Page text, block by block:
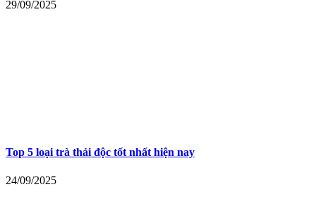
29/09/2025
Top 5 loại trà thải độc tốt nhất hiện nay
24/09/2025